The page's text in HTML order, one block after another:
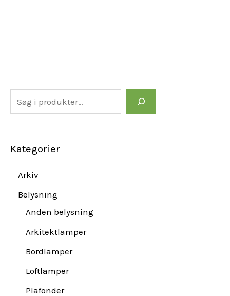
Kategorier
Arkiv
Belysning
Anden belysning
Arkitektlamper
Bordlamper
Loftlamper
Plafonder